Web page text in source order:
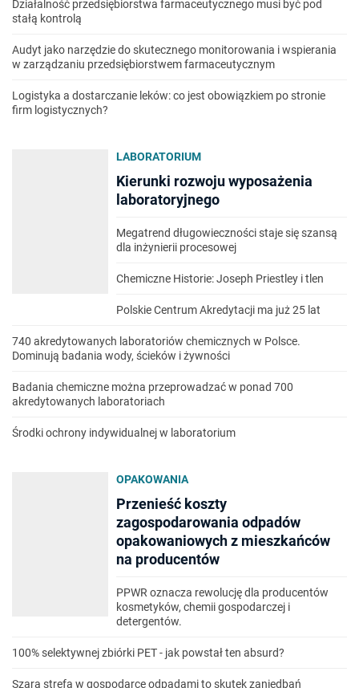
Działalność przedsiębiorstwa farmaceutycznego musi być pod
stałą kontrolą
Audyt jako narzędzie do skutecznego monitorowania i wspierania
w zarządzaniu przedsiębiorstwem farmaceutycznym
Logistyka a dostarczanie leków: co jest obowiązkiem po stronie
firm logistycznych?
LABORATORIUM
Kierunki rozwoju wyposażenia
laboratoryjnego
Megatrend długowieczności staje się szansą
dla inżynierii procesowej
Chemiczne Historie: Joseph Priestley i tlen
Polskie Centrum Akredytacji ma już 25 lat
740 akredytowanych laboratoriów chemicznych w Polsce.
Dominują badania wody, ścieków i żywności
Badania chemiczne można przeprowadzać w ponad 700
akredytowanych laboratoriach
Środki ochrony indywidualnej w laboratorium
OPAKOWANIA
Przenieść koszty
zagospodarowania odpadów
opakowaniowych z mieszkańców
na producentów
PPWR oznacza rewolucję dla producentów
kosmetyków, chemii gospodarczej i
detergentów.
100% selektywnej zbiórki PET - jak powstał ten absurd?
Szara strefa w gospodarce odpadami to skutek zaniedbań